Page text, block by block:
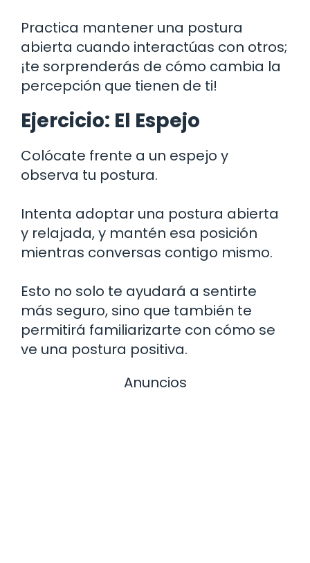
Practica mantener una postura
abierta cuando interactúas con otros;
¡te sorprenderás de cómo cambia la
percepción que tienen de ti!
Ejercicio: El Espejo
Colócate frente a un espejo y
observa tu postura.
Intenta adoptar una postura abierta
y relajada, y mantén esa posición
mientras conversas contigo mismo.
Esto no solo te ayudará a sentirte
más seguro, sino que también te
permitirá familiarizarte con cómo se
ve una postura positiva.
Anuncios